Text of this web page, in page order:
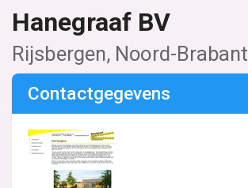
Hanegraaf BV
Rijsbergen, Noord-Brabant
Contactgegevens